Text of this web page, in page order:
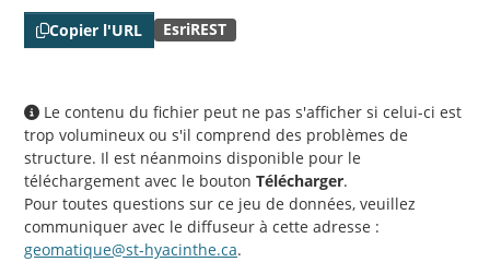
Copier l'URL EsriREST
Le contenu du fichier peut ne pas s'afficher si celui-ci est
trop volumineux ou s'il comprend des problèmes de
structure. Il est néanmoins disponible pour le
téléchargement avec le bouton Télécharger.
Pour toutes questions sur ce jeu de données, veuillez
communiquer avec le diffuseur à cette adresse :
geomatique@st-hyacinthe.ca.